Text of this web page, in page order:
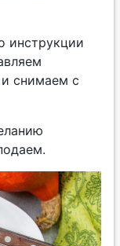
инструкции
снимаем с